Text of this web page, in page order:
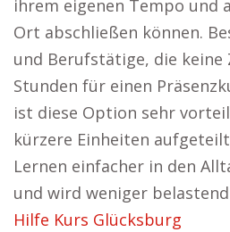
ihrem eigenen Tempo und
Ort abschließen können.
und Berufstätige, die
Stunden für einen
ist diese Option sehr
kürzere Einheiten
Lernen einfacher in den
und wird weniger
Hilfe Kurs Glücksburg